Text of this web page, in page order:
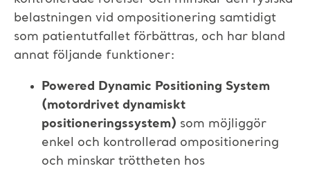
belastningen vid ompositionering samtidigt
som patientutfallet förbättras, och har bland
annat följande funktioner:
Powered Dynamic Positioning System
(motordrivet dynamiskt
positioneringssystem) som möjliggör
enkel och kontrollerad ompositionering
och minskar tröttheten hos